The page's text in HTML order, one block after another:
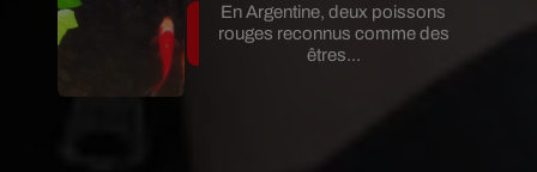
En Argentine, deux poissons
rouges reconnus comme des
êtres...